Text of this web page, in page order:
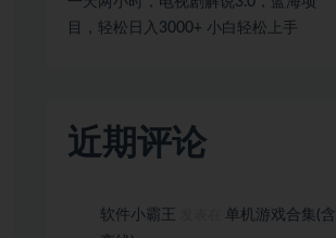
目，轻松日入3000+ 小白轻松上手
近期评论
软件小霸王
单机游戏合集(含